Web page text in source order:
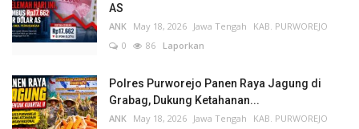
AS
ANK May 18, 2026 Jawa Tengah
KAB. PURWOREJO
0
86 Laporkan
Polres Purworejo Panen Raya Jagung di
Grabag, Dukung Ketahanan...
ANK May 18, 2026 Jawa Tengah KAB. PURWOREJO